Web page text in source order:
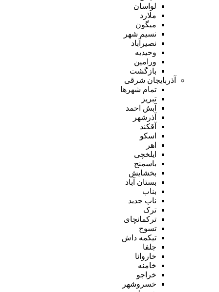
لواسان
ملارد
میگون
نسیم شهر
نصیرآباد
وحیدیه
ورامین
بازگشت
آذربایجان شرقی
تمام شهر‌ها
تبریز
آبش احمد
آذرشهر
آقکند
اسکو
اهر
ایلخچی
باسمنج
بخشایش
بستان آباد
بناب
ناب جدید
ترک
ترکمانچای
تسوج
تیکمه داش
جلفا
خاروانا
خامنه
خراجو
خسروشهر